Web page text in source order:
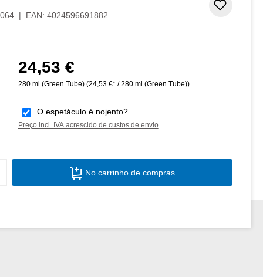
| EAN: 4024596691882
Preço normal:
24,53 €
280 ml (Green Tube) (24,53 €* / 280 ml (Green Tube))
O espetáculo é nojento?
Preço incl. IVA acrescido de custos de envio
Quantidade do Produto: Insira a
No carrinho de compras